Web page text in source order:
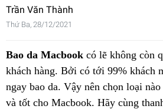
Trần Văn Thành
Thứ Ba, 28/12/2021
Bao da Macbook có lẽ không còn
khách hàng. Bởi có tới 99% khách
ngay bao da. Vậy nên chọn loại
và tốt cho Macbook. Hãy cùng